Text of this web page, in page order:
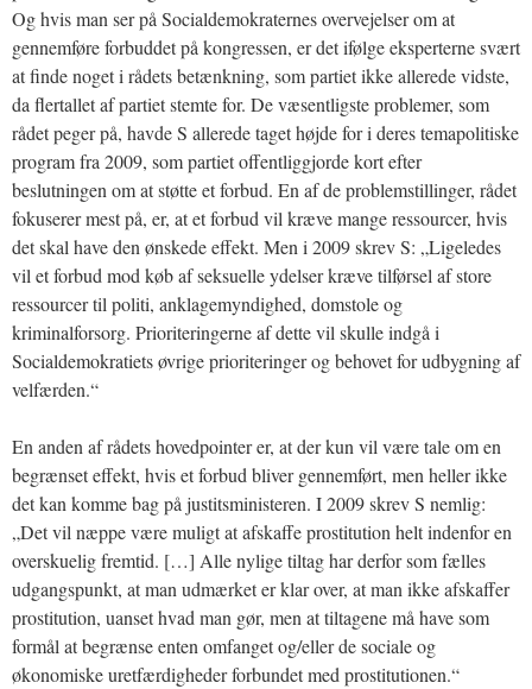
Og hvis man ser på Socialdemokraternes overvejelser om at
gennemføre forbuddet på kongressen, er det ifølge eksperterne svært
at finde noget i rådets betænkning, som partiet ikke allerede vidste,
da flertallet af partiet stemte for. De væsentligste problemer, som
rådet peger på, havde S allerede taget højde for i deres temapolitiske
program fra 2009, som partiet offentliggjorde kort efter
beslutningen om at støtte et forbud. En af de problemstillinger, rådet
fokuserer mest på, er, at et forbud vil kræve mange ressourcer, hvis
det skal have den ønskede effekt. Men i 2009 skrev S: „Ligeledes
vil et forbud mod køb af seksuelle ydelser kræve tilførsel af store
ressourcer til politi, anklagemyndighed, domstole og
kriminalforsorg. Prioriteringerne af dette vil skulle indgå i
Socialdemokratiets øvrige prioriteringer og behovet for udbygning af
velfærden.“
En anden af rådets hovedpointer er, at der kun vil være tale om en
begrænset effekt, hvis et forbud bliver gennemført, men heller ikke
det kan komme bag på justitsministeren. I 2009 skrev S nemlig:
„Det vil næppe være muligt at afskaffe prostitution helt indenfor en
overskuelig fremtid. […] Alle nylige tiltag har derfor som fælles
udgangspunkt, at man udmærket er klar over, at man ikke afskaffer
prostitution, uanset hvad man gør, men at tiltagene må have som
formål at begrænse enten omfanget og/eller de sociale og
økonomiske uretfærdigheder forbundet med prostitutionen.“